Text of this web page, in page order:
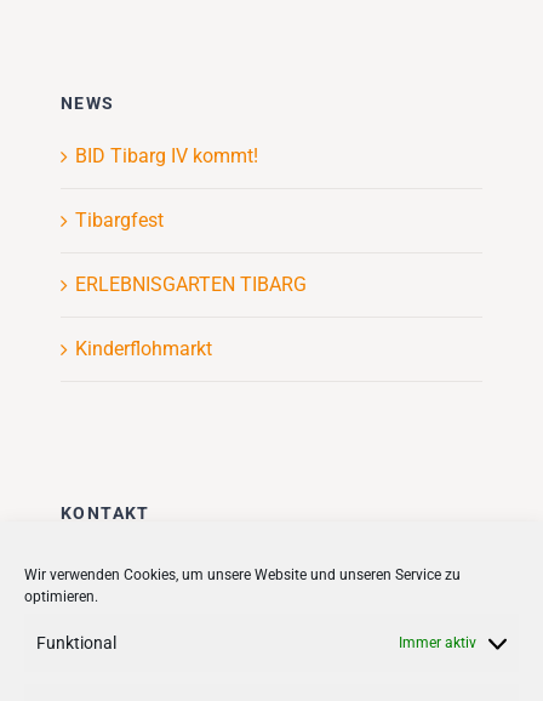
Wir verwenden Cookies, um unsere Website und unseren Service zu
optimieren.
Funktional Immer aktiv
NEWS
BID Tibarg IV kommt!
Tibargfest
ERLEBNISGARTEN TIBARG
Kinderflohmarkt
KONTAKT
Stadt + Handel City- und
Quartiersmanagement